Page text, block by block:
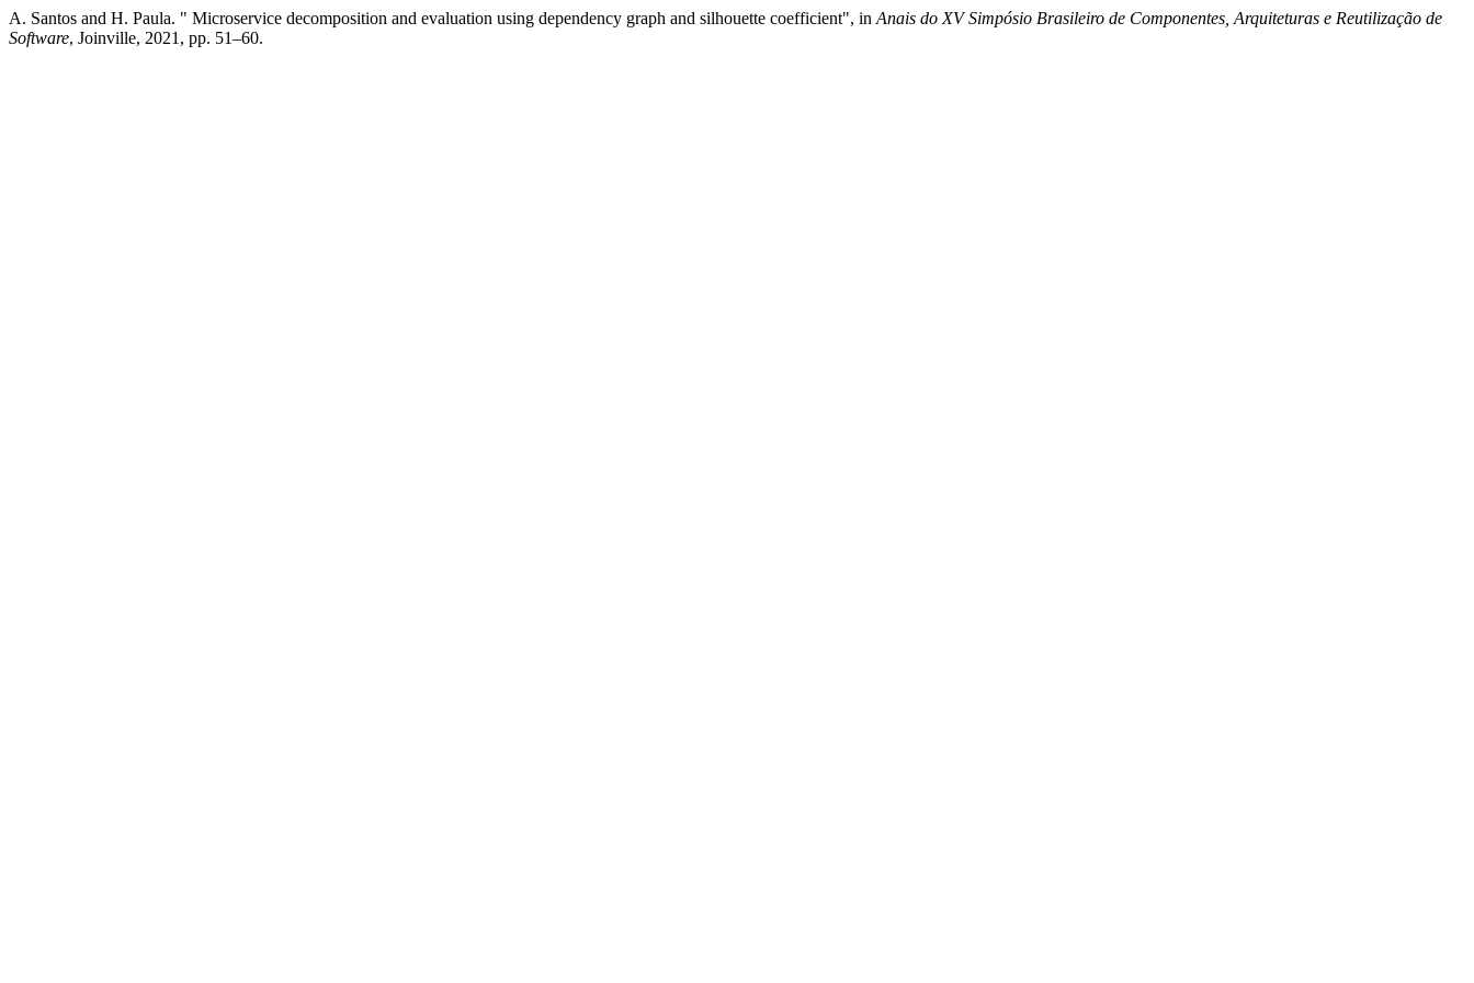
A. Santos and H. Paula. " Microservice decomposition and evaluation using dependency graph and silhouette coefficient", in Anais do XV Simpósio Brasileiro de Componentes, Arquiteturas e Reutilização de
Software, Joinville, 2021, pp. 51–60.